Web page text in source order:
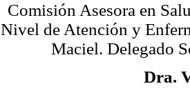
Comisión Asesora en
Nivel de Atención y
Maciel. Delegado
Dra.